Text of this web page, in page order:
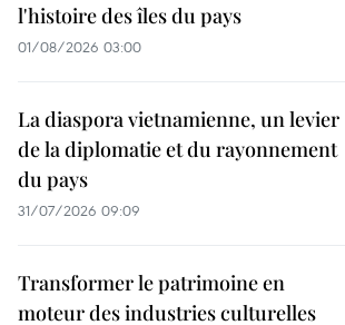
l'histoire des îles du pays
01/08/2026 03:00
La diaspora vietnamienne, un levier
de la diplomatie et du rayonnement
du pays
31/07/2026 09:09
Transformer le patrimoine en
moteur des industries culturelles